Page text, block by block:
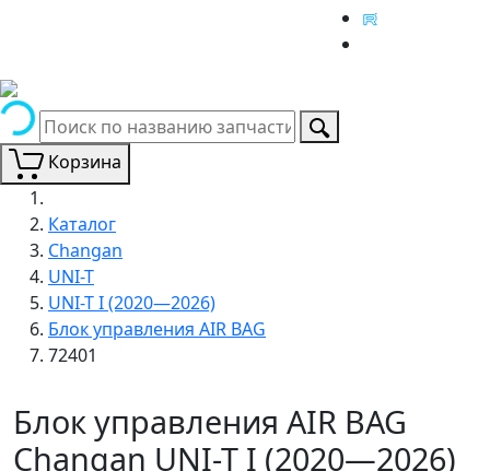
Корзина
Каталог
Changan
UNI-T
UNI-T I (2020—2026)
Блок управления AIR BAG
72401
Блок управления AIR BAG
Changan UNI-T I (2020—2026)